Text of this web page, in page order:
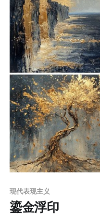
现代表现主义
鎏金浮印